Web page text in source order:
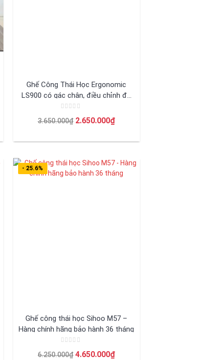
Ghế Công Thái Học Ergonomic
LS900 có gác chân, điều chỉnh độ
cao của lưng ghế
xếp
hạng
sao
3.650.000₫ Giá
là:
2.650.000₫Giá
tại
2.650.000₫.
- 25.6%
Ghế công thái học Sihoo M57 –
Hàng chính hãng bảo hành 36 tháng
xếp
6.250.000₫ Giá
4.650.000₫Giá